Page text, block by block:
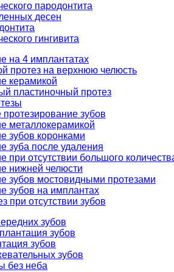
пародонтита
десен
гингивита
на 4 имплантатах
протез на верхнюю челюсть
керамикой
пластиночный протез
зубов
металлокерамикой
зубов коронками
зуба после удаления
при отсутствии большого
нижней челюсти
зубов мостовидными протезами
зубов на имплантах
при отсутствии зубов
зубов
зубов
зубов
зубов
без неба